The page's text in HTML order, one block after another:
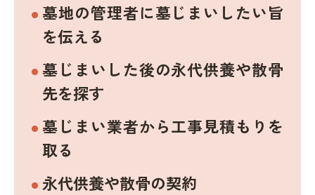
墓地の管理者に墓じまいしたい旨
を伝える
墓じまいした後の永代供養や散骨
先を探す
墓じまい業者から工事見積もりを
取る
永代供養や散骨の契約